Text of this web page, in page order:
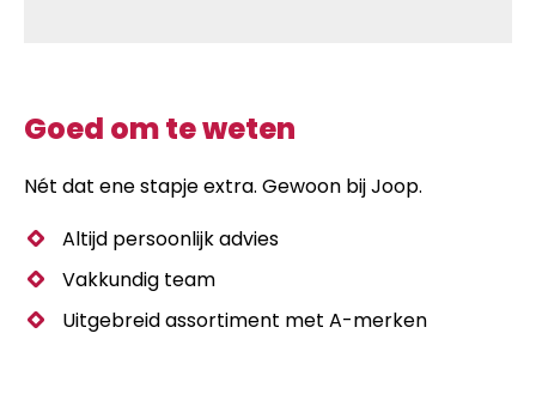
Goed om te weten
Nét dat ene stapje extra. Gewoon bij Joop.
Altijd persoonlijk advies
Vakkundig team
Uitgebreid assortiment met A-merken